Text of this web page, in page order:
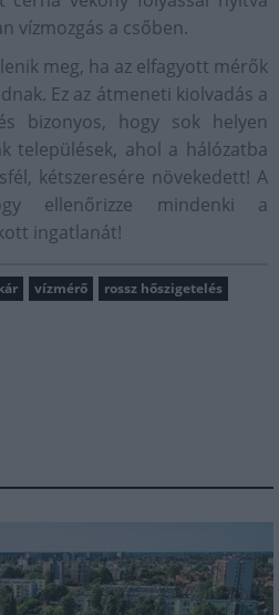
vízmozgás a csőben.
meg, ha az elfagyott mérők
Ez az átmeneti kiolvadás a
bizonyos, hogy sok helyen
települések, ahol a hálózatba
kétszeresére növekedett! A
ellenőrizze mindenki a
ingatlanát!
vízmérő
rossz hőszigetelés